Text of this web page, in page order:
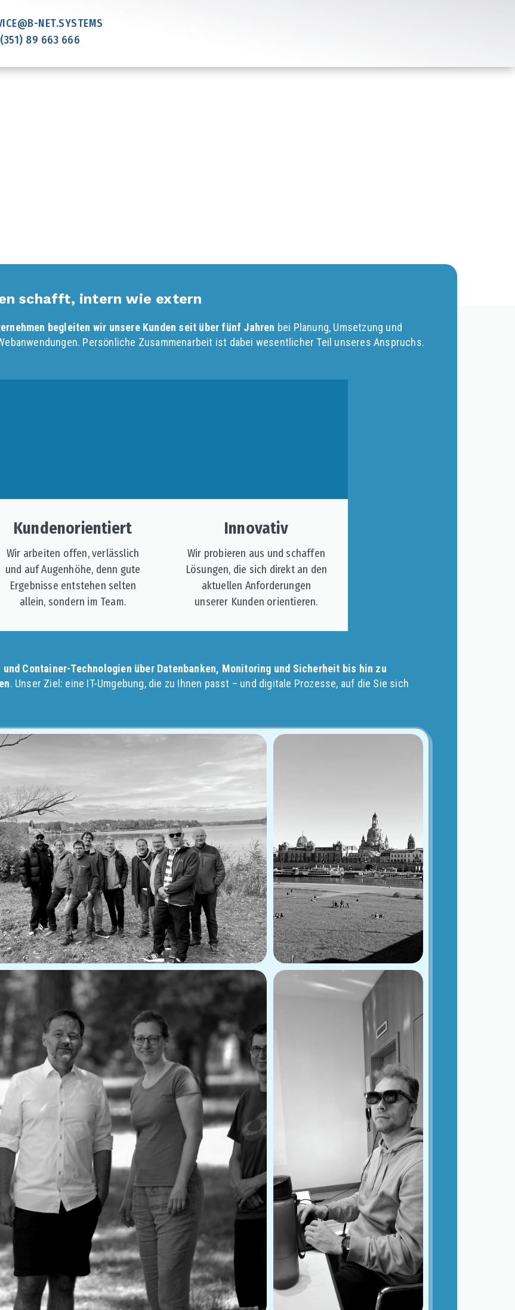
NET.SYSTEMS
89 663 666
schafft, intern wie extern
begleiten wir unsere Kunden seit über fünf Jahren bei Planung, Umsetzung und
Persönliche Zusammenarbeit ist dabei wesentlicher Teil unseres Anspruchs.
Kundenorientiert
Wir arbeiten offen, verlässlich
und auf Augenhöhe, denn gute
Ergebnisse entstehen selten
allein, sondern im Team.
Innovativ
Wir probieren aus und schaffen
Lösungen, die sich direkt an den
aktuellen Anforderungen
unserer Kunden orientieren.
Container-Technologien über Datenbanken, Monitoring und Sicherheit bis hin zu
. Unser Ziel: eine IT-Umgebung, die zu Ihnen passt – und digitale Prozesse, auf die Sie sich